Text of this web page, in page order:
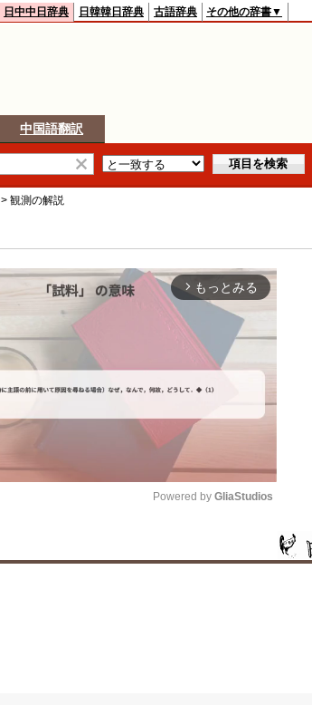
日中中日辞典 日韓韓日辞典 古語辞典 その他の辞書▼
中国語翻訳
> 観測の解説
arrow_forward_ios もっとみる
Powered by GliaStudios